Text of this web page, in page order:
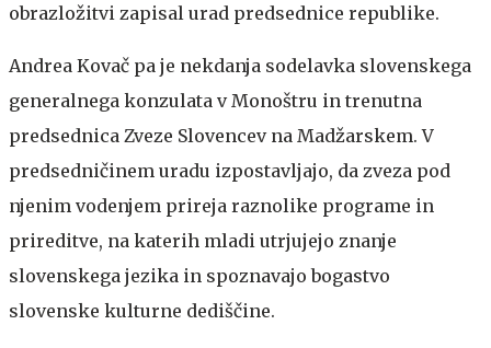
obrazložitvi zapisal urad predsednice republike.
Andrea Kovač pa je nekdanja sodelavka slovenskega
generalnega konzulata v Monoštru in trenutna
predsednica Zveze Slovencev na Madžarskem. V
predsedničinem uradu izpostavljajo, da zveza pod
njenim vodenjem prireja raznolike programe in
prireditve, na katerih mladi utrjujejo znanje
slovenskega jezika in spoznavajo bogastvo
slovenske kulturne dediščine.